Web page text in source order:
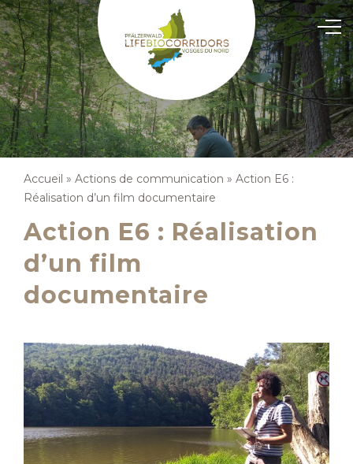
Accueil » Actions de communication » Action E6 :
Réalisation d’un film documentaire
Action E6 : Réalisation
d’un film
documentaire